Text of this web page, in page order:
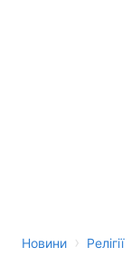
Новини › Релігії